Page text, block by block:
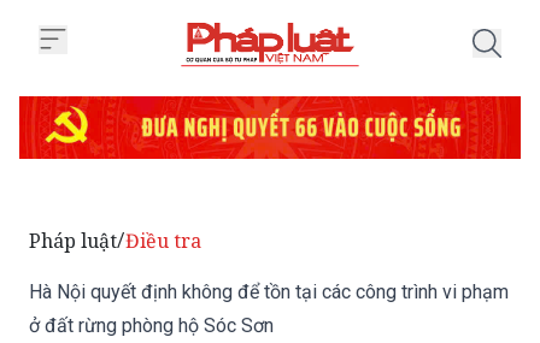
Hà Nội quyết định không để tồn tại các công trình vi phạm
(PLO) - Đây là chỉ đạo của Chủ tịch TP Hà Nội Nguyễn
Đức Chung tại phiên họp giao ban công tác TP Hà Nội